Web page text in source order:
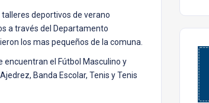
deportivos de verano
a través del Departamento
los mas pequeños de la comuna.
el Fútbol Masculino y
Banda Escolar, Tenis y Tenis